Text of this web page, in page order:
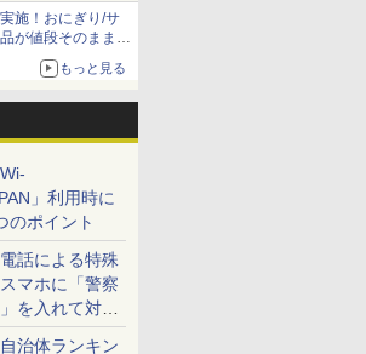
施！おにぎり/サ
が値段そのままで
もっと見る
」利用時に
のポイント
話による特殊
マホに「警察
を入れて対策
治体ランキン